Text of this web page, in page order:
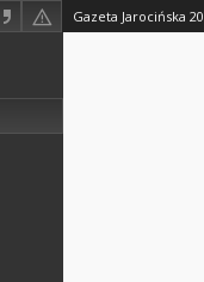
Gazeta Jarocińska